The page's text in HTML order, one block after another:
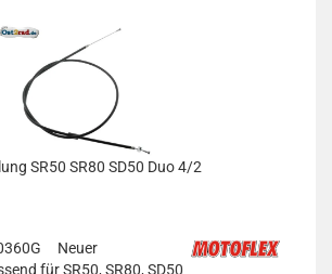
SR50 SR80 SD50 Duo 4/2
Neuer
fürSR50, SR80, SD50